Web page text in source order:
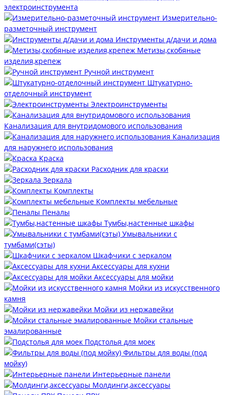
электроинструмента
Измерительно-
разметочный инструмент
Инструменты д/дачи и дома
Метизы,скобяные
изделия,крепеж
Ручной инструмент
Штукатурно-
отделочный инструмент
Электроинструменты
Канализация для внутридомового использования
Канализация
для наружнего использования
Краска
Расходник для краски
Зеркала
Комплекты
Комплекты мебельные
Пеналы
Тумбы,настенные шкафы
Умывальники с
тумбами(сэты)
Шкафчики с зеркалом
Аксессуары для кухни
Аксессуары для мойки
Мойки из искусственного
камня
Мойки из нержавейки
Мойки стальные
эмалированные
Подстолья для моек
Фильтры для воды (под
мойку)
Интерьерные панели
Молдинги,аксессуары